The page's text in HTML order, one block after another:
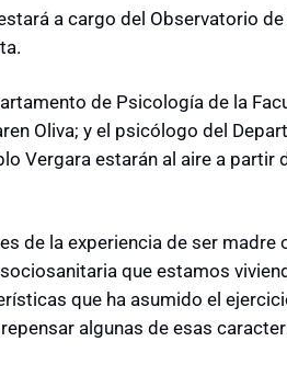
a cargo del Observatorio
de Psicología de la
Oliva; y el psicólogo del
Vergara estarán al aire a partir
de la experiencia de ser madre
que estamos
que ha asumido el
algunas de esas